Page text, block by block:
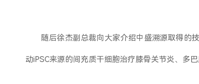
随后徐杰副总裁向大家介绍中盛溯源取得的
动iPSC来源的间充质干细胞治疗膝骨关节炎、多